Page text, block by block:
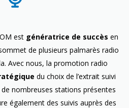
est génératrice de succès en
de plusieurs palmarès radio
Avec nous, la promotion radio
du choix de l’extrait suivi
de nombreuses stations présentes
également des suivis auprès des